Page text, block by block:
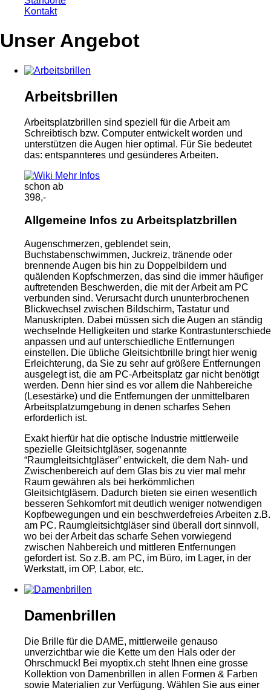
Kontakt
Unser Angebot
Arbeitsbrillen
Arbeitsplatzbrillen sind speziell für die Arbeit am
Schreibtisch bzw. Computer entwickelt worden und
unterstützen die Augen hier optimal. Für Sie bedeutet
das: entspannteres und gesünderes Arbeiten.
Mehr Infos
schon ab
398,-
Allgemeine Infos zu Arbeitsplatzbrillen
Augenschmerzen, geblendet sein,
Buchstabenschwimmen, Juckreiz, tränende oder
brennende Augen bis hin zu Doppelbildern und
quälenden Kopfschmerzen, das sind die immer häufiger
auftretenden Beschwerden, die mit der Arbeit am PC
verbunden sind. Verursacht durch ununterbrochenen
Blickwechsel zwischen Bildschirm, Tastatur und
Manuskripten. Dabei müssen sich die Augen an ständig
wechselnde Helligkeiten und starke Kontrastunterschiede
anpassen und auf unterschiedliche Entfernungen
einstellen. Die übliche Gleitsichtbrille bringt hier wenig
Erleichterung, da Sie zu sehr auf größere Entfernungen
ausgelegt ist, die am PC-Arbeitsplatz gar nicht benötigt
werden. Denn hier sind es vor allem die Nahbereiche
(Lesestärke) und die Entfernungen der unmittelbaren
Arbeitsplatzumgebung in denen scharfes Sehen
erforderlich ist.
Exakt hierfür hat die optische Industrie mittlerweile
spezielle Gleitsichtgläser, sogenannte
“Raumgleitsichtgläser” entwickelt, die dem Nah- und
Zwischenbereich auf dem Glas bis zu vier mal mehr
Raum gewähren als bei herkömmlichen
Gleitsichtgläsern. Dadurch bieten sie einen wesentlich
besseren Sehkomfort mit deutlich weniger notwendigen
Kopfbewegungen und ein beschwerdefreies Arbeiten z.B.
am PC. Raumgleitsichtgläser sind überall dort sinnvoll,
wo bei der Arbeit das scharfe Sehen vorwiegend
zwischen Nahbereich und mittleren Entfernungen
gefordert ist. So z.B. am PC, im Büro, im Lager, in der
Werkstatt, im OP, Labor, etc.
Damenbrillen
Die Brille für die DAME, mittlerweile genauso
unverzichtbar wie die Kette um den Hals oder der
Ohrschmuck! Bei myoptix.ch steht Ihnen eine grosse
Kollektion von Damenbrillen in allen Formen & Farben
sowie Materialien zur Verfügung. Wählen Sie aus einer